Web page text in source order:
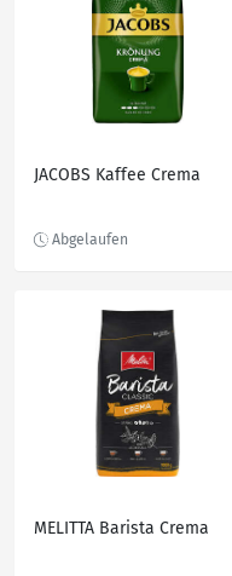
JACOBS Kaffee Crema
MELITTA Barista Crema